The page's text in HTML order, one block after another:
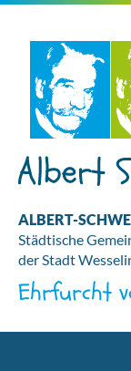
ALBERT-
Städtische
der Stadt
Ehrfurcht